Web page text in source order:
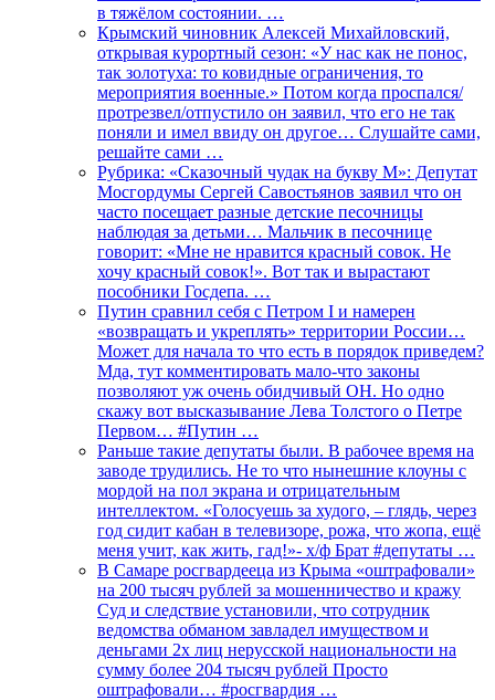
в тяжёлом состоянии. …
Крымский чиновник Алексей Михайловский,
открывая курортный сезон: «У нас как не понос,
так золотуха: то ковидные ограничения, то
мероприятия военные.» Потом когда проспался/
протрезвел/отпустило он заявил, что его не так
поняли и имел ввиду он другое… Слушайте сами,
решайте сами …
Рубрика: «Сказочный чудак на букву М»: Депутат
Мосгордумы Сергей Савостьянов заявил что он
часто посещает разные детские песочницы
наблюдая за детьми… Мальчик в песочнице
говорит: «Мне не нравится красный совок. Не
хочу красный совок!». Вот так и вырастают
пособники Госдепа. …
Путин сравнил себя с Петром I и намерен
«возвращать и укреплять» территории России…
Может для начала то что есть в порядок приведем?
Мда, тут комментировать мало-что законы
позволяют уж очень обидчивый ОН. Но одно
скажу вот высказывание Лева Толстого о Петре
Первом… #Путин …
Раньше такие депутаты были. В рабочее время на
заводе трудились. Не то что нынешние клоуны с
мордой на пол экрана и отрицательным
интеллектом. «Голосуешь за худого, – глядь, через
год сидит кабан в телевизоре, рожа, что жопа, ещё
меня учит, как жить, гад!»- х/ф Брат #депутаты …
В Самаре росгвардееца из Крыма «оштрафовали»
на 200 тысяч рублей за мошенничество и кражу
Суд и следствие установили, что сотрудник
ведомства обманом завладел имуществом и
деньгами 2х лиц нерусской национальности на
сумму более 204 тысяч рублей Просто
оштрафовали… #росгвардия …